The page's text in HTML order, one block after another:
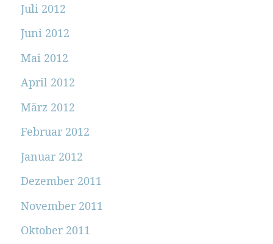
Juli 2012
Juni 2012
Mai 2012
April 2012
März 2012
Februar 2012
Januar 2012
Dezember 2011
November 2011
Oktober 2011